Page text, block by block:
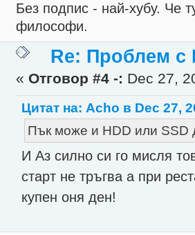
Без подпис - най-хубу. Че
философи.
Re: Проблем с
« Отговор #4 -: Dec 27,
Цитат на: Acho в Dec 27,
Пък може и HDD или SSD
И Аз силно си го мисля
старт не тръгва а при
купен оня ден!